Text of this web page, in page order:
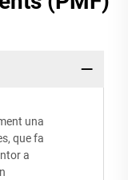
una
que fa
a